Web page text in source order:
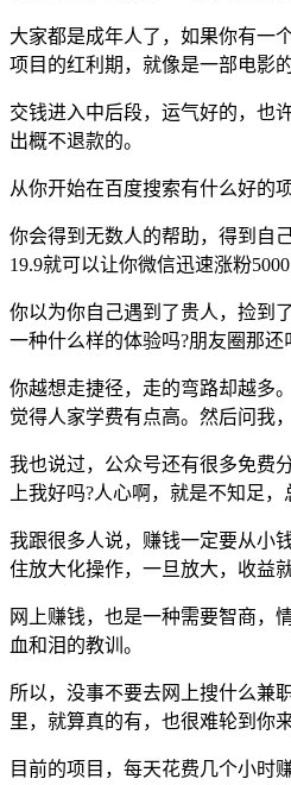
大家都是成年人了，如果你有一
项目的红利期，就像是一部电影
交钱进入中后段，运气好的，也
出概不退款的。
从你开始在百度搜索有什么好的
你会得到无数人的帮助，得到自
19.9就可以让你微信迅速涨粉5000
你以为你自己遇到了贵人，捡到
一种什么样的体验吗?朋友圈那还
你越想走捷径，走的弯路却越多
觉得人家学费有点高。然后问我
我也说过，公众号还有很多免费
上我好吗?人心啊，就是不知足
我跟很多人说，赚钱一定要从小
住放大化操作，一旦放大，收益
网上赚钱，也是一种需要智商，
血和泪的教训。
所以，没事不要去网上搜什么兼
里，就算真的有，也很难轮到你
目前的项目，每天花费几个小时